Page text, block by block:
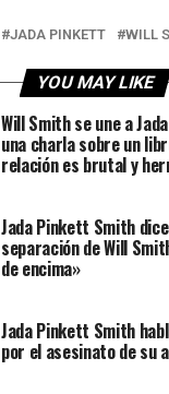
JADA PINKETT WILL
YOU MAY LIKE
Will Smith se une a
una charla sobre un
relación es brutal y
Jada Pinkett Smith
separación de Will
de encima»
Jada Pinkett Smith
por el asesinato de su